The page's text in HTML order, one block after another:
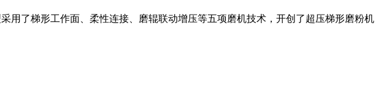
用了梯形工作面、柔性连接、磨辊联动增压等五项磨机技术，开创了超压梯形磨粉机